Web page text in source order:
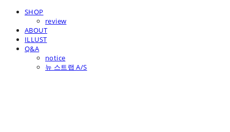
SHOP
review
ABOUT
ILLUST
Q&A
notice
뉴 스트랩 A/S